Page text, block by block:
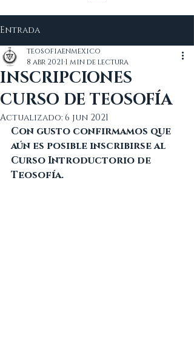
Entrada
INSCRIPCIONES
CURSO DE TEOSOFÍA
teosofiaenmexico
8 abr 2021 1 min de lectura
Actualizado: 6 jun 2021
Con gusto confirmamos que
aún es posible inscribirse al
Curso Introductorio de
Teosofía.